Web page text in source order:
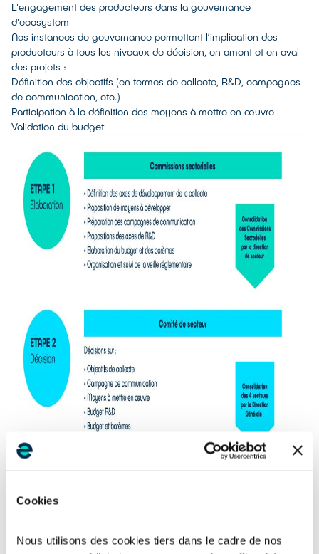
Cookies
Nous utilisons des cookies tiers dans le cadre de nos
L'engagement des producteurs dans la gouvernance
d'ecosystem
Nos instances de gouvernance permettent l’implication des
producteurs à tous les niveaux de décision, en amont et en aval
des projets :
Définition des objectifs (en termes de collecte, R&D, campagnes
de communication, etc.)
Participation à la définition des moyens à mettre en œuvre
Validation du budget